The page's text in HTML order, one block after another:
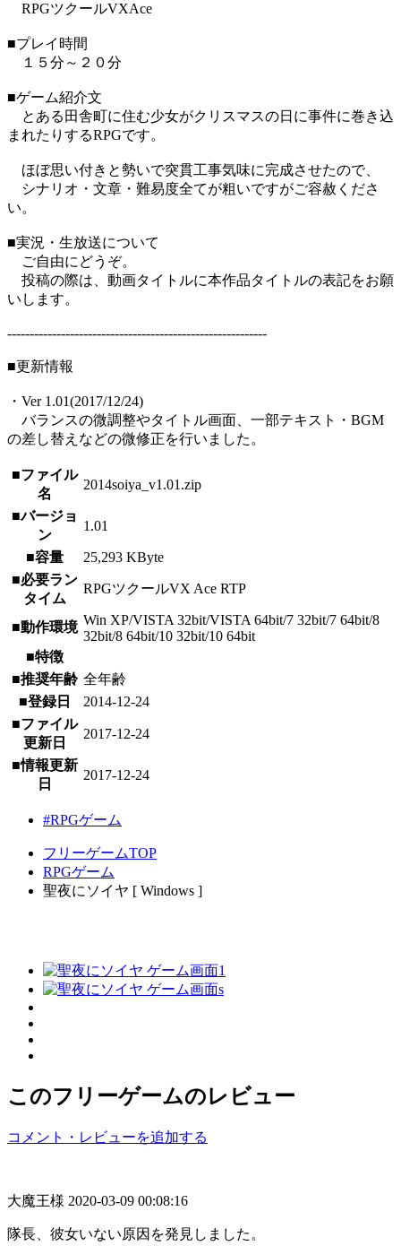
RPGツクールVXAce
■プレイ時間
１５分～２０分
■ゲーム紹介文
とある田舎町に住む少女がクリスマスの日に事件に巻き込
まれたりするRPGです。
ほぼ思い付きと勢いで突貫工事気味に完成させたので、
シナリオ・文章・難易度全てが粗いですがご容赦くださ
い。
■実況・生放送について
ご自由にどうぞ。
投稿の際は、動画タイトルに本作品タイトルの表記をお願
いします。
----------------------------------------------------------
■更新情報
・Ver 1.01(2017/12/24)
バランスの微調整やタイトル画面、一部テキスト・BGM
の差し替えなどの微修正を行いました。
■ファイル
名
2014soiya_v1.01.zip
■バージョ
ン
1.01
■容量
25,293 KByte
■必要ラン
タイム
RPGツクールVX Ace RTP
■動作環境 Win XP/VISTA 32bit/VISTA 64bit/7 32bit/7 64bit/8
32bit/8 64bit/10 32bit/10 64bit
■特徴
■推奨年齢 全年齢
■登録日
2014-12-24
■ファイル
更新日
2017-12-24
■情報更新
日
2017-12-24
#RPGゲーム
フリーゲームTOP
RPGゲーム
聖夜にソイヤ [ Windows ]
このフリーゲームのレビュー
コメント・レビューを追加する
大魔王様 2020-03-09 00:08:16
隊長、彼女いない原因を発見しました。